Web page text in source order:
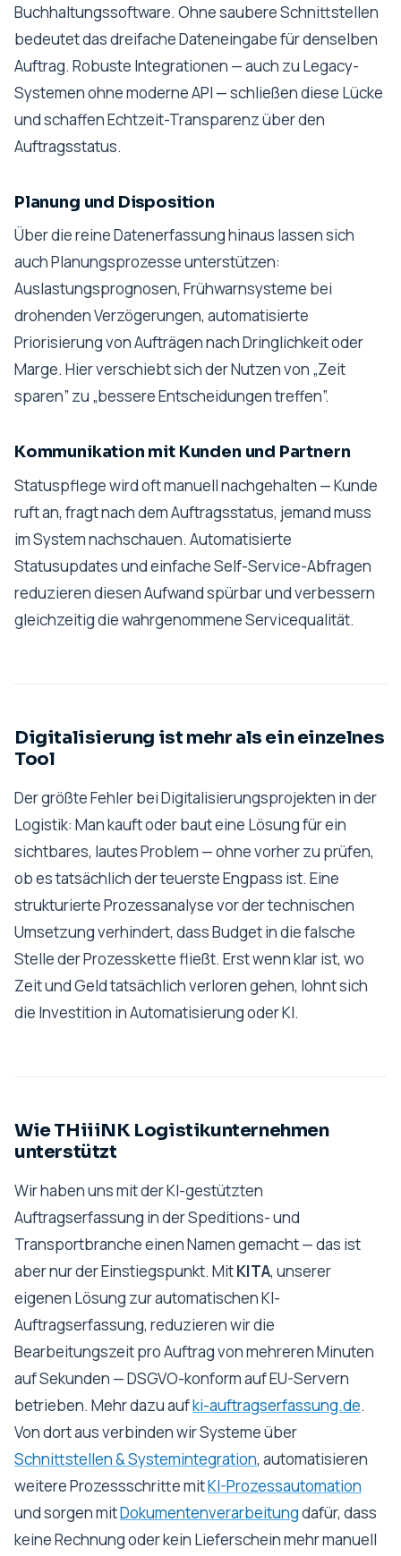
Buchhaltungssoftware. Ohne saubere Schnittstellen
bedeutet das dreifache Dateneingabe für denselben
Auftrag. Robuste Integrationen — auch zu Legacy-
Systemen ohne moderne API — schließen diese Lücke
und schaffen Echtzeit-Transparenz über den
Auftragsstatus.
Planung und Disposition
Über die reine Datenerfassung hinaus lassen sich
auch Planungsprozesse unterstützen:
Auslastungsprognosen, Frühwarnsysteme bei
drohenden Verzögerungen, automatisierte
Priorisierung von Aufträgen nach Dringlichkeit oder
Marge. Hier verschiebt sich der Nutzen von „Zeit
sparen” zu „bessere Entscheidungen treffen”.
Kommunikation mit Kunden und Partnern
Statuspflege wird oft manuell nachgehalten — Kunde
ruft an, fragt nach dem Auftragsstatus, jemand muss
im System nachschauen. Automatisierte
Statusupdates und einfache Self-Service-Abfragen
reduzieren diesen Aufwand spürbar und verbessern
gleichzeitig die wahrgenommene Servicequalität.
Digitalisierung ist mehr als ein einzelnes
Tool
Der größte Fehler bei Digitalisierungsprojekten in der
Logistik: Man kauft oder baut eine Lösung für ein
sichtbares, lautes Problem — ohne vorher zu prüfen,
ob es tatsächlich der teuerste Engpass ist. Eine
strukturierte Prozessanalyse vor der technischen
Umsetzung verhindert, dass Budget in die falsche
Stelle der Prozesskette fließt. Erst wenn klar ist, wo
Zeit und Geld tatsächlich verloren gehen, lohnt sich
die Investition in Automatisierung oder KI.
Wie THiiiNK Logistikunternehmen
unterstützt
Wir haben uns mit der KI-gestützten
Auftragserfassung in der Speditions- und
Transportbranche einen Namen gemacht — das ist
aber nur der Einstiegspunkt. MitKITA, unserer
eigenen Lösung zur automatischen KI-
Auftragserfassung, reduzieren wir die
Bearbeitungszeit pro Auftrag von mehreren Minuten
auf Sekunden — DSGVO-konform auf EU-Servern
betrieben. Mehr dazu aufki-auftragserfassung.de.
Von dort aus verbinden wir Systeme über
Schnittstellen & Systemintegration, automatisieren
weitere Prozessschritte mitKI-Prozessautomation
und sorgen mitDokumentenverarbeitungdafür, dass
keine Rechnung oder kein Lieferschein mehr manuell